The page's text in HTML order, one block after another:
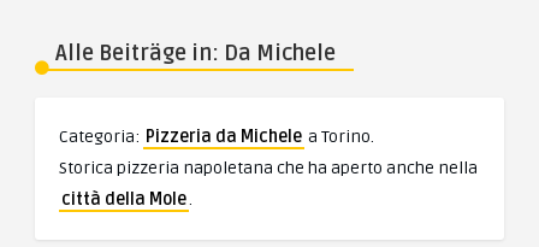
Alle Beiträge in: Da Michele
Categoria: Pizzeria da Michele a Torino.
Storica pizzeria napoletana che ha aperto anche nella
città della Mole.